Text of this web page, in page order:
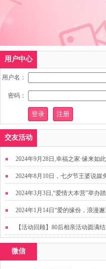
用户中心
用户名：
密码：
交友活动
2024年9月28日,幸福之家·缘来如
2024年8月10日，七夕节王婆说媒
动
2024年3月3日,“爱情大本营”举办
友活动
2024年1月14日“爱的缘份，浪漫
友活动
【活动回顾】80后相亲活动圆满
家，走出来才有机会扩大缘分哦~
微信